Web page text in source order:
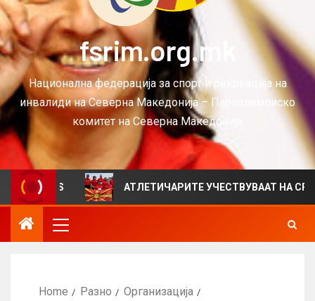
fsrim.org.mk
Национална федерација за спорт и рекреација на
инвалиди на Северна Македонија – Параолимписко
комитет на Северна Македонија
АТЛЕТИЧАРИТЕ УЧЕСТВУВААТ НА СРБИЈА
Home Разно
Организација